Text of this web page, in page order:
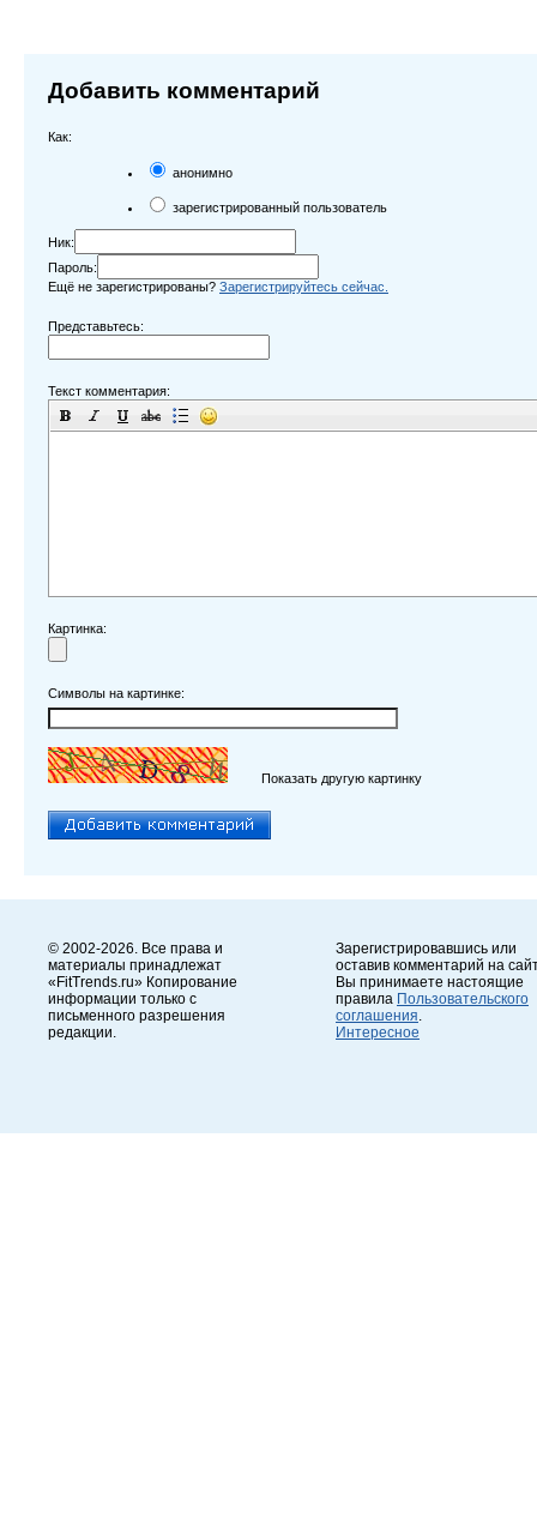
Добавить комментарий
Как:
анонимно
зарегистрированный пользователь
Ник:
Пароль:
Ещё не зарегистрированы? Зарегистрируйтесь сейчас.
Представьтесь:
Текст комментария:
Картинка:
Символы на картинке:
Показать другую картинку
© 2002-2026. Все права и
материалы принадлежат
«FitTrends.ru» Копирование
информации только с
письменного разрешения
редакции.
Зарегистрировавшись или
оставив комментарий на
Вы принимаете настоящие
правила Пользовательского
соглашения
Интересное